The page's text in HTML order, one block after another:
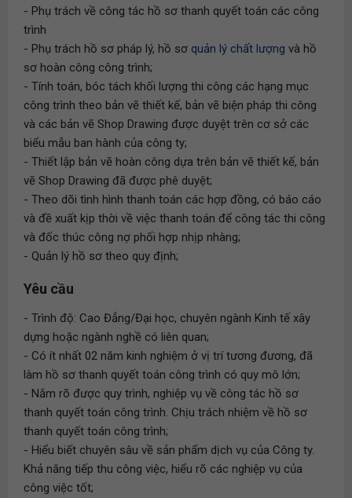
- Phụ trách về công tác hồ sơ thanh quyết toán các công
trình
- Phụ trách hồ sơ pháp lý, hồ sơ quản lý chất lượng và hồ
sơ hoàn công công trình;
- Tính toán, bóc tách khối lượng thi công các hạng mục
công trình theo bản vẽ thiết kế, bản vẽ biện pháp thi công
và các bản vẽ Shop Drawing được duyệt trên cơ sở các
biểu mẫu ban hành của công ty;
- Thiết lập bản vẽ hoàn công dựa trên bản vẽ thiết kế, bản
vẽ Shop Drawing đã được phê duyệt;
- Theo dõi tình hình thanh toán các hợp đồng, có báo cáo
và đề xuất kịp thời về việc thanh toán để công tác thi công
và đốc thúc công nợ phối hợp nhịp nhàng;
- Quản lý hồ sơ theo quy định;
Yêu cầu
- Trình độ: Cao Đẳng/Đại học, chuyên ngành Kinh tế xây
dựng hoặc ngành nghề có liên quan;
- Có ít nhất 02 năm kinh nghiệm ở vị trí tương đương, đã
làm hồ sơ thanh quyết toán công trình có quy mô lớn;
- Nắm rõ được quy trình, nghiệp vụ về công tác hồ sơ
thanh quyết toán công trình. Chịu trách nhiệm về hồ sơ
thanh quyết toán công trình;
- Hiểu biết chuyên sâu về sản phẩm dịch vụ của Công ty.
Khả năng tiếp thu công việc, hiểu rõ các nghiệp vụ của
công việc tốt;